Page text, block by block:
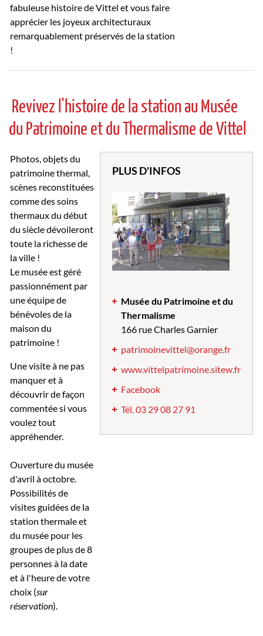
fabuleuse histoire de Vittel et vous faire
apprécier les joyeux architecturaux
remarquablement préservés de la station
!
Revivez l'histoire de la station au Musée
du Patrimoine et du Thermalisme de Vittel
Photos, objets du
patrimoine thermal,
scènes reconstituées
comme des soins
thermaux du début
du siècle dévoileront
toute la richesse de
la ville !
Le musée est géré
passionnément par
une équipe de
bénévoles de la
maison du
patrimoine !
Une visite à ne pas
manquer et à
découvrir de façon
commentée si vous
voulez tout
appréhender.
Ouverture du musée
d'avril à octobre.
Possibilités de
visites guidées de la
station thermale et
du musée pour les
groupes de plus de 8
personnes à la date
et à l'heure de votre
choix (sur
réservation).
PLUS D'INFOS
Musée du Patrimoine et du
Thermalisme
166 rue Charles Garnier
patrimoinevittel@orange.fr
www.vittelpatrimoine.sitew.fr
Facebook
Tél. 03 29 08 27 91